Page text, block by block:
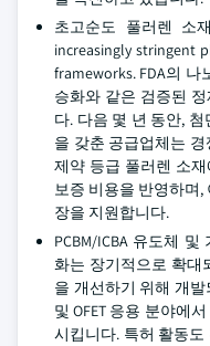
초고순도 풀러렌 소
increasingly stringent
frameworks. FDA의 나
승화와 같은 검증된
다. 다음 몇 년 동안,
을 갖춘 공급업체는
제약 등급 풀러렌 소
보증 비용을 반영하며,
장을 지원합니다.
PCBM/ICBA 유도체
화는 장기적으로 확대
을 개선하기 위해 개발
및 OFET 응용 분야에
시킵니다. 특허 활동도